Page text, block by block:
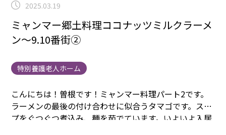
2025.03.19
ミャンマー郷土料理ココナッツミルクラーメ
ン～9.10番街②
特別養護老人ホーム
こんにちは！曽根です！ミャンマー料理パート2です。
ラーメンの最後の付け合わせに似合うタマゴです。 スー
プをぐつぐつ煮込み、麺を茹でています。 いよいよ入居